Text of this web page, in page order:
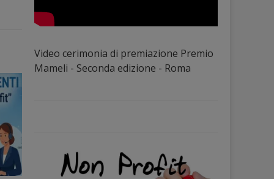
Video cerimonia di premiazione Premio
Mameli - Seconda edizione - Roma